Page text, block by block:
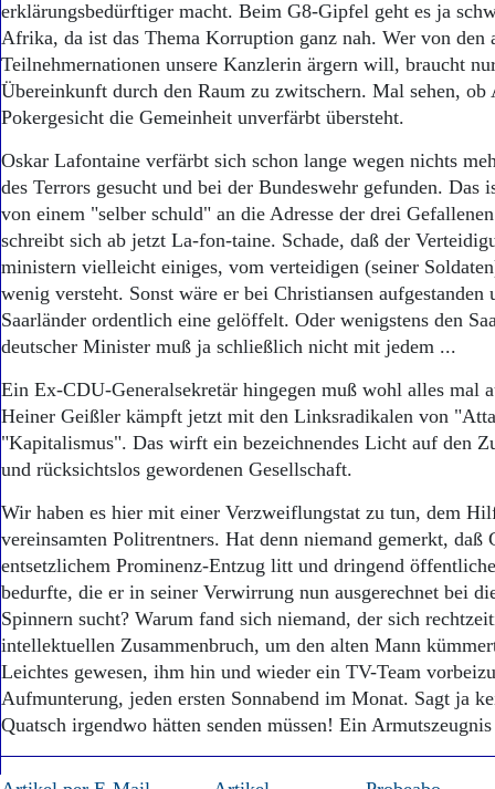
erklärungsbedürftiger macht. Beim G8-Gipfel geht es ja
Afrika, da ist das Thema Korruption ganz nah. Wer von den
Teilnehmernationen unsere Kanzlerin ärgern will, braucht
Übereinkunft durch den Raum zu zwitschern. Mal sehen, ob
Pokergesicht die Gemeinheit unverfärbt übersteht.
Oskar Lafontaine verfärbt sich schon lange wegen nichts
des Terrors gesucht und bei der Bundeswehr gefunden. Das
von einem "selber schuld" an die Adresse der drei
schreibt sich ab jetzt La-fon-taine. Schade, daß der
ministern vielleicht einiges, vom verteidigen (seiner
wenig versteht. Sonst wäre er bei Christiansen aufgestanden
Saarländer ordentlich eine gelöffelt. Oder wenigstens den
deutscher Minister muß ja schließlich nicht mit jedem ...
Ein Ex-CDU-Generalsekretär hingegen muß wohl alles mal
Heiner Geißler kämpft jetzt mit den Linksradikalen von
"Kapitalismus". Das wirft ein bezeichnendes Licht auf den
und rücksichtslos gewordenen Gesellschaft.
Wir haben es hier mit einer Verzweiflungstat zu tun, dem
vereinsamten Politrentners. Hat denn niemand gemerkt, daß
entsetzlichem Prominenz-Entzug litt und dringend
bedurfte, die er in seiner Verwirrung nun ausgerechnet bei
Spinnern sucht? Warum fand sich niemand, der sich
intellektuellen Zusammenbruch, um den alten Mann
Leichtes gewesen, ihm hin und wieder ein TV-Team
Aufmunterung, jeden ersten Sonnabend im Monat. Sagt ja
Quatsch irgendwo hätten senden müssen! Ein